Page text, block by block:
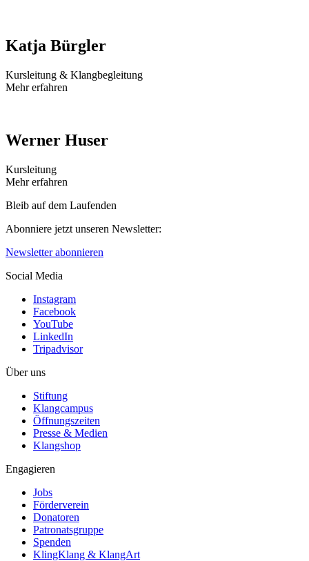
Katja Bürgler
Kursleitung & Klangbegleitung
Mehr erfahren
Werner Huser
Kursleitung
Mehr erfahren
Bleib auf dem Laufenden
Abonniere jetzt unseren Newsletter:
Newsletter abonnieren
Social Media
Instagram
Facebook
YouTube
LinkedIn
Tripadvisor
Über uns
Stiftung
Klangcampus
Öffnungszeiten
Presse & Medien
Klangshop
Engagieren
Jobs
Förderverein
Donatoren
Patronatsgruppe
Spenden
KlingKlang & KlangArt